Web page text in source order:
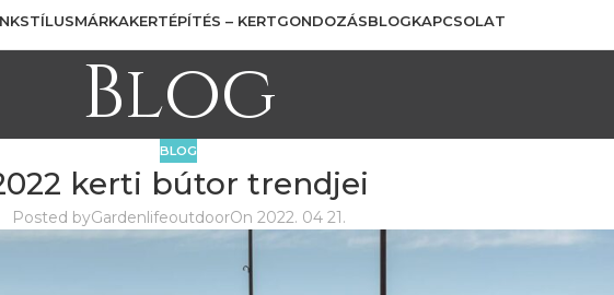
STÍLUSMÁRKAKERTÉPÍTÉS – KERTGONDOZÁSBLOGKAPCSOLAT
Blog
BLOG
kerti bútor trendjei
Posted byGardenlifeoutdoorOn 2022. 04 21.